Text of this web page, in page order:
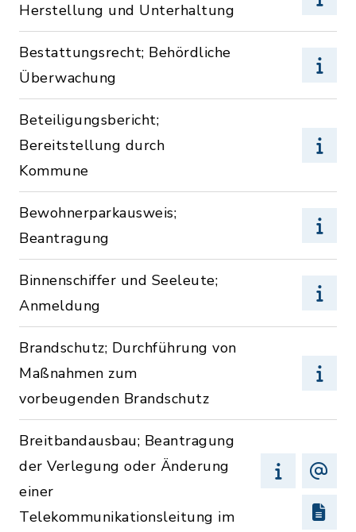
Herstellung und Unterhaltung
Bestattungsrecht; Behördliche
Überwachung
Beteiligungsbericht;
Bereitstellung durch
Kommune
Bewohnerparkausweis;
Beantragung
Binnenschiffer und Seeleute;
Anmeldung
Brandschutz; Durchführung von
Maßnahmen zum
vorbeugenden Brandschutz
Breitbandausbau; Beantragung
der Verlegung oder Änderung
einer
Telekommunikationsleitung im